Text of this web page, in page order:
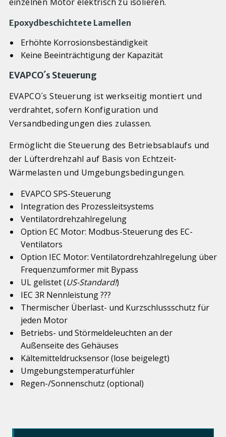
Epoxydbeschichtete Lamellen
Erhöhte Korrosionsbeständigkeit
Keine Beeinträchtigung der Kapazität
EVAPCO´s Steuerung
EVAPCO´s Steuerung ist werkseitig montiert und
verdrahtet, sofern Konfiguration und
Versandbedingungen dies zulassen.
Ermöglicht die Steuerung des Betriebsablaufs und
der Lüfterdrehzahl auf Basis von Echtzeit-
Wärmelasten und Umgebungsbedingungen.
EVAPCO SPS-Steuerung
Integration des Prozessleitsystems
Ventilatordrehzahlregelung
Option EC Motor: Modbus-Steuerung des EC-
Ventilators
Option IEC Motor: Ventilatordrehzahlregelung über
Frequenzumformer mit Bypass
UL gelistet (US-Standard!)
IEC 3R Nennleistung ???
Thermischer Überlast- und Kurzschlussschutz für
jeden Motor
Betriebs- und Störmeldeleuchten an der
Außenseite des Gehäuses
Kältemitteldrucksensor (lose beigelegt)
Umgebungstemperaturfühler
Regen-/Sonnenschutz (optional)